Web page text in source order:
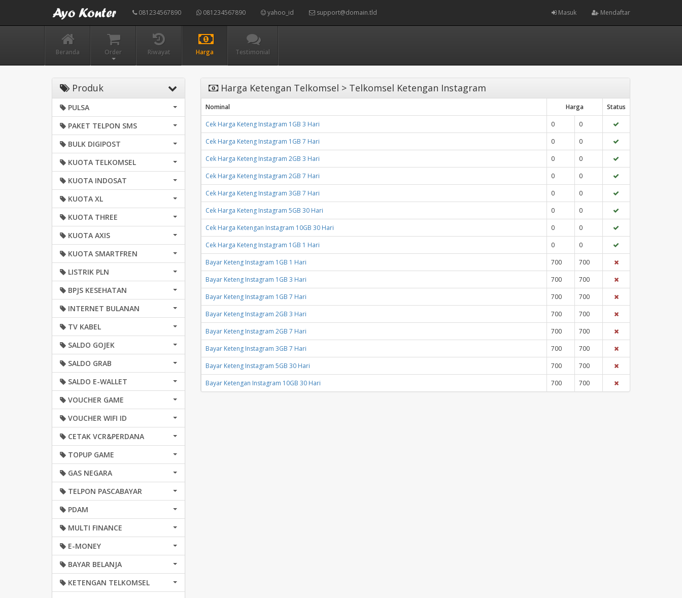
081234567890 081234567890 yahoo_id support@domain.tld Masuk Mendaftar
Beranda Order Riwayat Harga Testimonial
Produk
PULSA
PAKET TELPON SMS
BULK DIGIPOST
KUOTA TELKOMSEL
KUOTA INDOSAT
KUOTA XL
KUOTA THREE
KUOTA AXIS
KUOTA SMARTFREN
LISTRIK PLN
BPJS KESEHATAN
INTERNET BULANAN
TV KABEL
SALDO GOJEK
SALDO GRAB
SALDO E-WALLET
VOUCHER GAME
VOUCHER WIFI ID
CETAK VCR&PERDANA
TOPUP GAME
GAS NEGARA
TELPON PASCABAYAR
PDAM
MULTI FINANCE
E-MONEY
BAYAR BELANJA
KETENGAN TELKOMSEL
Harga Ketengan Telkomsel > Telkomsel Ketengan Instagram
Nominal Harga
Status
Cek Harga Keteng Instagram 1GB 3 Hari
0
0
Cek Harga Keteng Instagram 1GB 7 Hari
0
0
Cek Harga Keteng Instagram 2GB 3 Hari
0
0
Cek Harga Keteng Instagram 2GB 7 Hari
0
0
Cek Harga Keteng Instagram 3GB 7 Hari
0
0
Cek Harga Keteng Instagram 5GB 30 Hari
0
0
Cek Harga Ketengan Instagram 10GB 30 Hari
0
0
Cek Harga Keteng Instagram 1GB 1 Hari
0
0
Bayar Keteng Instagram 1GB 1 Hari
700
700
Bayar Keteng Instagram 1GB 3 Hari
700
700
Bayar Keteng Instagram 1GB 7 Hari
700
700
Bayar Keteng Instagram 2GB 3 Hari
700
700
Bayar Keteng Instagram 2GB 7 Hari
700
700
Bayar Keteng Instagram 3GB 7 Hari
700
700
Bayar Keteng Instagram 5GB 30 Hari
700
700
Bayar Ketengan Instagram 10GB 30 Hari
700 700